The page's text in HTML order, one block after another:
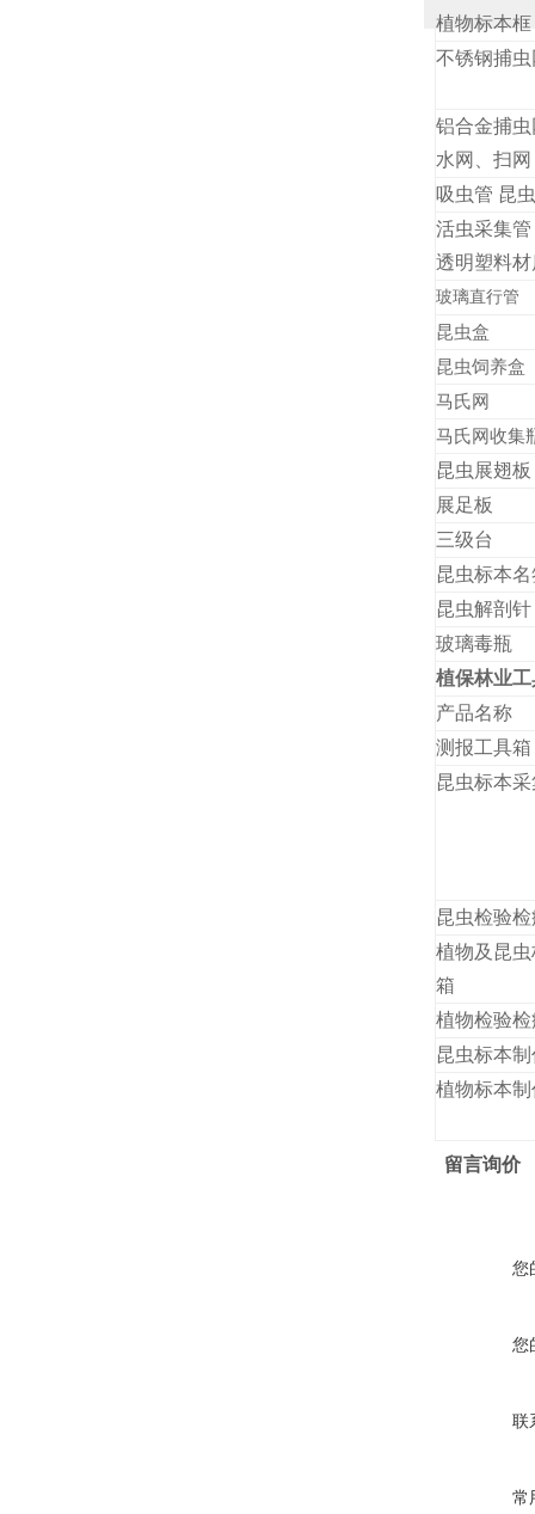
植物标本框
不锈钢捕
铝合金捕
水网、扫网
吸虫管 昆
活虫采集
透明塑料材
玻璃直行管
昆虫盒
昆虫饲养盒
马氏网
马氏网收集
昆虫展翅板
展足板
三级台
昆虫标本
昆虫解剖针
玻璃毒瓶
植保林业
产品名称
测报工具箱
昆虫标本
昆虫检验
植物及昆
箱
植物检验
昆虫标本
植物标本
留言询价
您
您
联
常